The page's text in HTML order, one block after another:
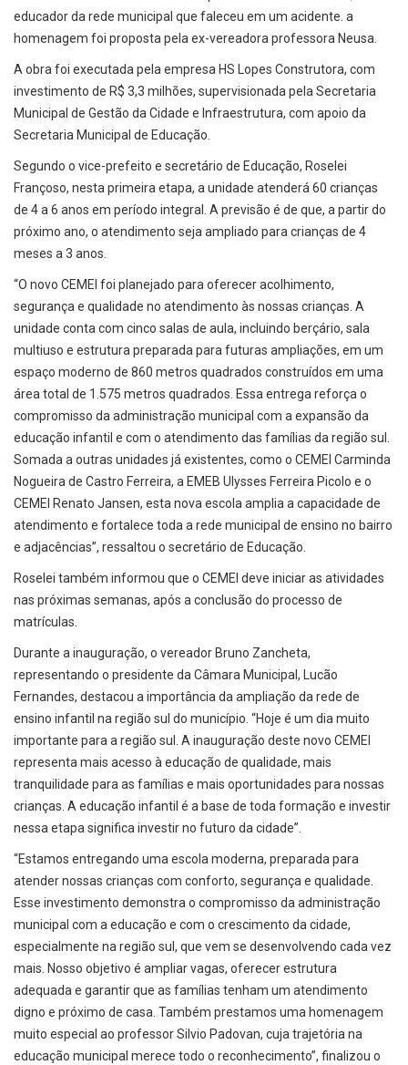
educador da rede municipal que faleceu em um acidente. a
homenagem foi proposta pela ex-vereadora professora Neusa.
A obra foi executada pela empresa HS Lopes Construtora, com
investimento de R$ 3,3 milhões, supervisionada pela Secretaria
Municipal de Gestão da Cidade e Infraestrutura, com apoio da
Secretaria Municipal de Educação.
Segundo o vice-prefeito e secretário de Educação, Roselei
Françoso, nesta primeira etapa, a unidade atenderá 60 crianças
de 4 a 6 anos em período integral. A previsão é de que, a partir do
próximo ano, o atendimento seja ampliado para crianças de 4
meses a 3 anos.
“O novo CEMEI foi planejado para oferecer acolhimento,
segurança e qualidade no atendimento às nossas crianças. A
unidade conta com cinco salas de aula, incluindo berçário, sala
multiuso e estrutura preparada para futuras ampliações, em um
espaço moderno de 860 metros quadrados construídos em uma
área total de 1.575 metros quadrados. Essa entrega reforça o
compromisso da administração municipal com a expansão da
educação infantil e com o atendimento das famílias da região sul.
Somada a outras unidades já existentes, como o CEMEI Carminda
Nogueira de Castro Ferreira, a EMEB Ulysses Ferreira Picolo e o
CEMEI Renato Jansen, esta nova escola amplia a capacidade de
atendimento e fortalece toda a rede municipal de ensino no bairro
e adjacências”, ressaltou o secretário de Educação.
Roselei também informou que o CEMEI deve iniciar as atividades
nas próximas semanas, após a conclusão do processo de
matrículas.
Durante a inauguração, o vereador Bruno Zancheta,
representando o presidente da Câmara Municipal, Lucão
Fernandes, destacou a importância da ampliação da rede de
ensino infantil na região sul do município. “Hoje é um dia muito
importante para a região sul. A inauguração deste novo CEMEI
representa mais acesso à educação de qualidade, mais
tranquilidade para as famílias e mais oportunidades para nossas
crianças. A educação infantil é a base de toda formação e investir
nessa etapa significa investir no futuro da cidade”.
“Estamos entregando uma escola moderna, preparada para
atender nossas crianças com conforto, segurança e qualidade.
Esse investimento demonstra o compromisso da administração
municipal com a educação e com o crescimento da cidade,
especialmente na região sul, que vem se desenvolvendo cada vez
mais. Nosso objetivo é ampliar vagas, oferecer estrutura
adequada e garantir que as famílias tenham um atendimento
digno e próximo de casa. Também prestamos uma homenagem
muito especial ao professor Silvio Padovan, cuja trajetória na
educação municipal merece todo o reconhecimento”, finalizou o